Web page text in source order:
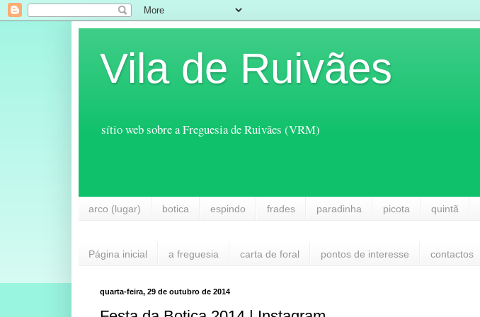
Vila de Ruivães
sítio web sobre a Freguesia de Ruivães (VRM)
arco (lugar) botica espindo frades paradinha picota quintã
Página inicial a freguesia carta de foral pontos de interesse contactos
quarta-feira, 29 de outubro de 2014